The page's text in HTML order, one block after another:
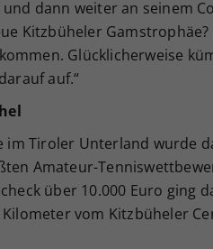
dann weiter an seinem
Kitzbüheler Gamstrophäe?
Glücklicherweise
auf.“
im Tiroler Unterland wurde
Amateur-
über 10.000 Euro ging
vom Kitzbüheler